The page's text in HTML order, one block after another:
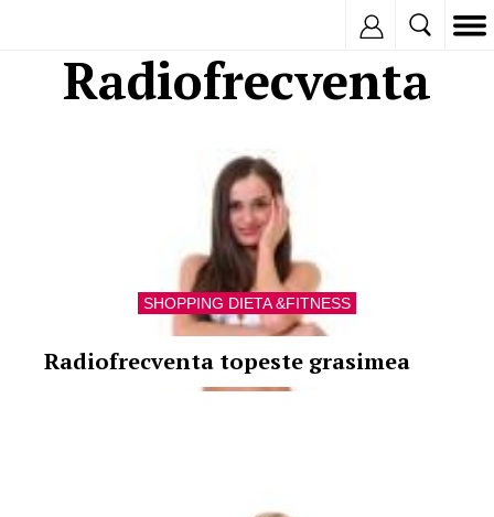
Radiofrecventa
SHOPPING DIETA &FITNESS
Radiofrecventa topeste grasimea